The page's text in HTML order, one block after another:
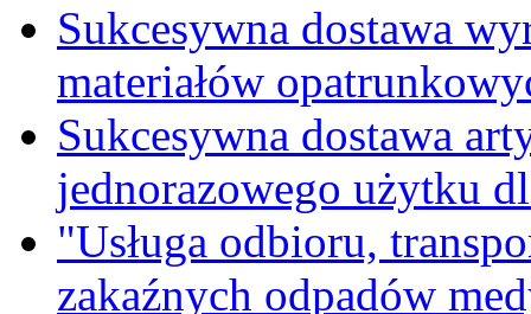
Sukcesywna dostawa
materiałów
Sukcesywna dostawa
jednorazowego użytku
"Usługa odbioru,
zakaźnych odpadów